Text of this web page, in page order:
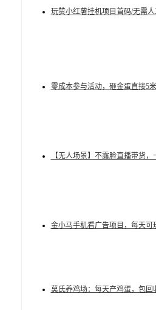
玩赞小红薯挂机项目首码/无需
零成本参与活动，砸金蛋直接5
【无人场景】不露脸直播带货
金小马手机看广告项目，每天可
莫氏养鸡场：每天产鸡蛋，包回